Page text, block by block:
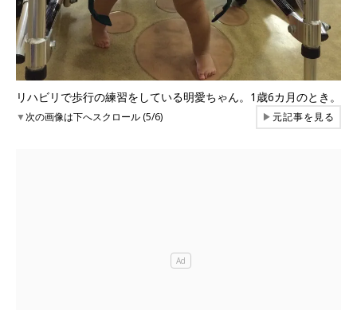
リハビリで歩行の練習をしている明愛ちゃん。1歳6カ月のとき。
▼次の画像は下へスクロール (5/6) ▶元記事を見る